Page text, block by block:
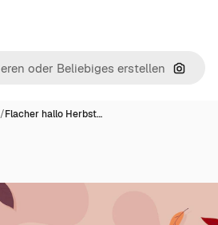
Nach
/Flacher hallo Herbst…